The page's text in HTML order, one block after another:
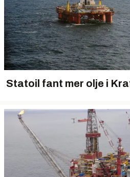
Statoil fant mer olje i